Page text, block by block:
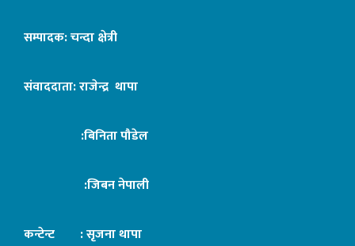
सम्पादक: चन्दा क्षेत्री
संवाददाता: राजेन्द्र थापा
:बिनिता पौडेल
:जिबन नेपाली
कन्टेन्ट : सृजना थापा